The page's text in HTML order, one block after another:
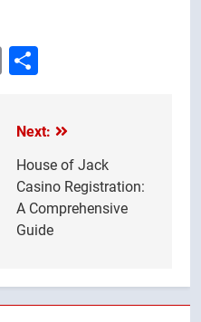
Copy
Next:
House of Jack
Casino Registration:
A Comprehensive
Guide